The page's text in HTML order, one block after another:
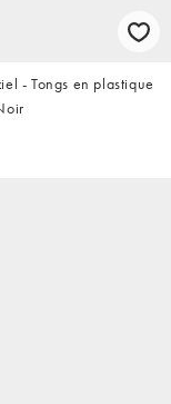
- Tongs en plastique